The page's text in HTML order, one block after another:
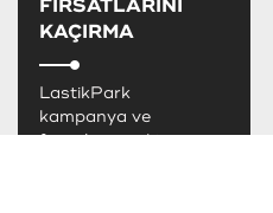
FIRSATLARINI
KAÇIRMA
LastikPark
kampanya ve
fırsatlarını takip